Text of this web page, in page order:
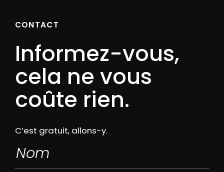
CONTACT
Informez-vous,
cela ne vous
coûte rien.
C’est gratuit, allons-y.